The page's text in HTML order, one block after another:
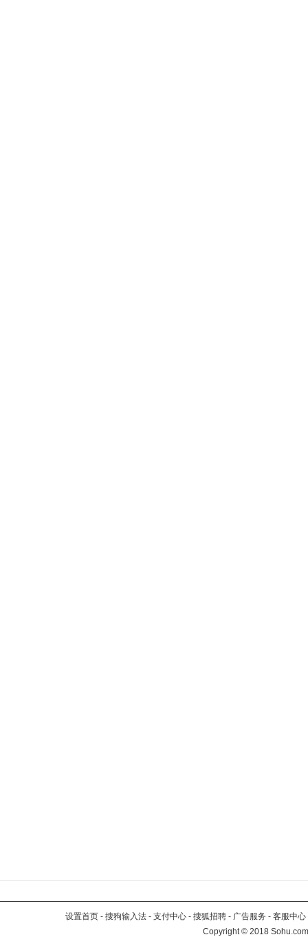
设置首页 - 搜狗输入法 - 支付中心 - 搜狐招聘 - 广告服务 - 客服中心
Copyright©2018